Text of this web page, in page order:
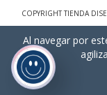
Al navegar por
COPYRIGHT TIENDA